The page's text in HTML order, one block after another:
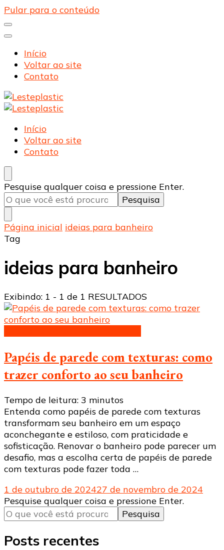
Pular para o conteúdo
Início
Voltar ao site
Contato
Lesteplastic
Blog – Lesteplastic
Lesteplastic
Blog – Lesteplastic
Início
Voltar ao site
Contato
Procurando
algo?
Pesquise qualquer coisa e pressione Enter.
Página inicial ideias para banheiro
Tag
ideias para banheiro
Exibindo: 1 - 1 de 1 RESULTADOS
Papéis de parede com texturas: como
trazer conforto ao seu banheiro
Tempo de leitura: 3 minutos
Entenda como papéis de parede com texturas
transformam seu banheiro em um espaço
aconchegante e estiloso, com praticidade e
sofisticação. Renovar o banheiro pode parecer um
desafio, mas a escolha certa de papéis de parede
com texturas pode fazer toda …
1 de outubro de 202427 de novembro de 2024
Procurando
algo?
Pesquise qualquer coisa e pressione Enter.
Posts recentes